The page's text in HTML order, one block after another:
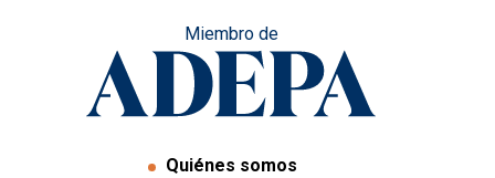
Miembro de
Quiénes somos